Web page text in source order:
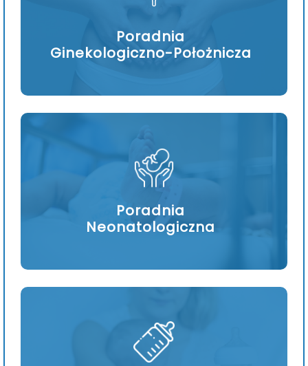
Poradnia
Ginekologiczno-Położnicza
Poradnia
Neonatologiczna